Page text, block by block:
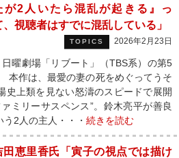
が2人いたら混乱が起きる』っ
、視聴者はすでに混乱している」
TOPICS 2026年2月23日
曜劇場「リブート」（TBS系）の第5
作は、最愛の妻の死をめぐってうそ
史上類を見ない怒濤のスピードで展開
ミリーサスペンス”。鈴木亮平が善良
2人の主人・・・ 続きを読む
田恵里香氏「寅子の視点では描け